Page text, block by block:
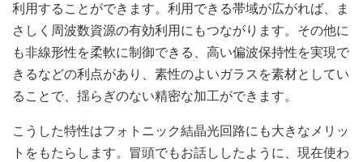
利用することができます。利用できる帯域が広がれば、ま
さしく周波数資源の有効利用にもつながります。その他に
も非線形性を柔軟に制御できる、高い偏波保持性を実現で
きるなどの利点があり、素性のよいガラスを素材としてい
ることで、揺らぎのない精密な加工ができます。
こうした特性はフォトニック結晶光回路にも大きなメリッ
トをもたらします。冒頭でもお話ししたように、現在使わ